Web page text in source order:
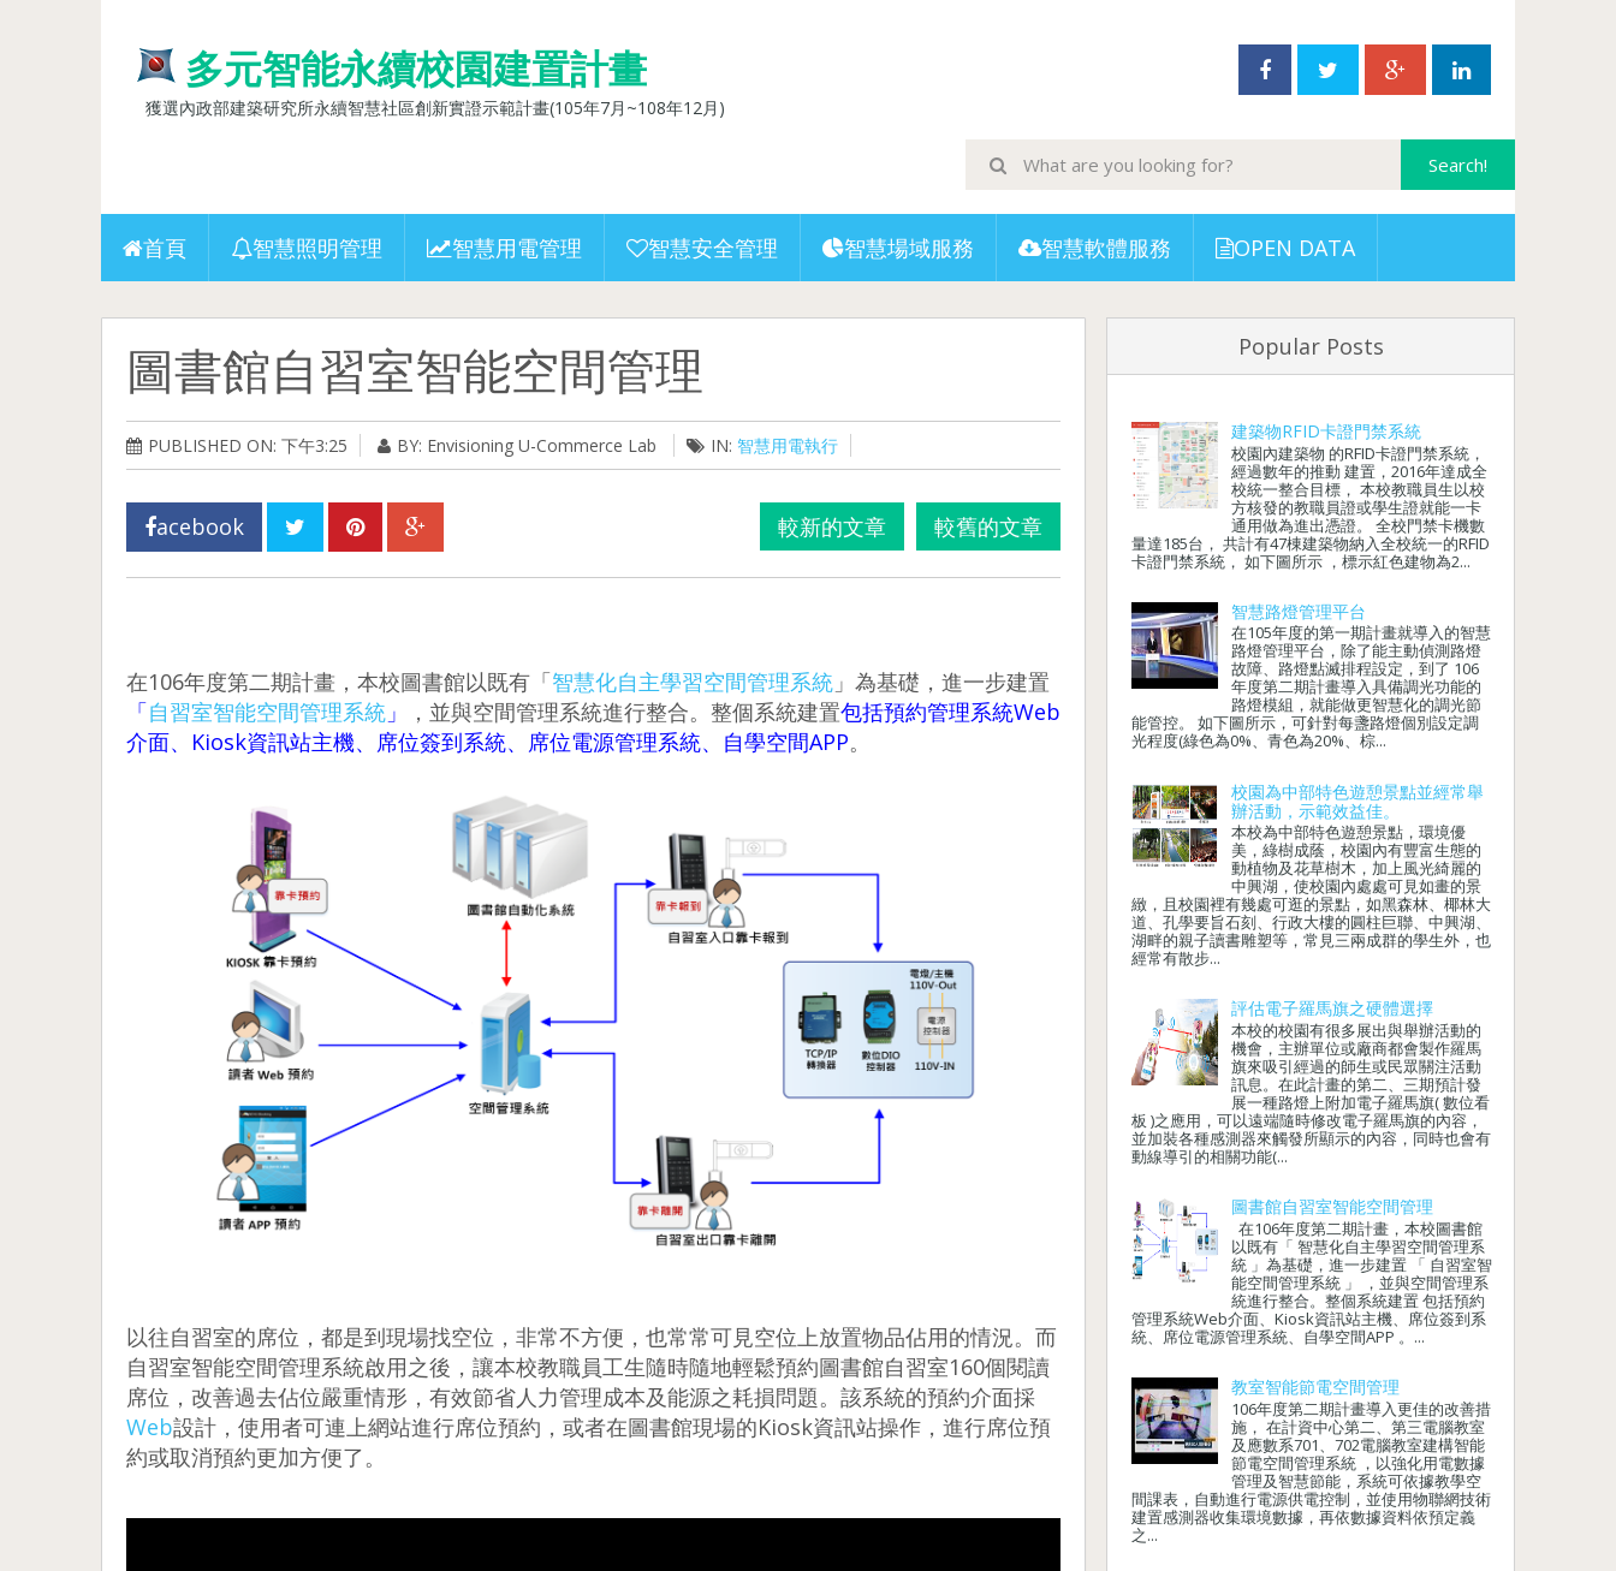
多元智能永續校園建置計畫
獲選內政部建築研究所永續智慧社區創新實證示範計畫(105年7月~108年12月)
首頁 智慧照明管理 智慧用電管理 智慧安全管理 智慧場域服務 智慧軟體服務 OPEN DATA
圖書館自習室智能空間管理
PUBLISHED ON: 下午3:25 BY: Envisioning U-Commerce Lab IN: 智慧用電執行
acebook 較新的文章 較舊的文章
在106年度第二期計畫，本校圖書館以既有「智慧化自主學習空間管理系統 」為基礎，進一步建置
「自習室智能空間管理系統 」 ，並與空間管理系統進行整合。整個系統建置包括預約管理系統Web
介面、Kiosk資訊站主機、席位簽到系統、席位電源管理系統、自學空間APP。
以往自習室的席位，都是到現場找空位，非常不方便，也常常可見空位上放置物品佔用的情況。而
自習室智能空間管理系統啟用之後，讓本校教職員工生隨時隨地輕鬆預約圖書館自習室160個閱讀
席位，改善過去佔位嚴重情形，有效節省人力管理成本及能源之耗損問題。該系統的預約介面採
Web設計，使用者可連上網站進行席位預約，或者在圖書館現場的Kiosk資訊站操作，進行席位預
約或取消預約更加方便了。
Popular Posts
建築物RFID卡證門禁系統
校園內建築物 的RFID卡證門禁系統，
經過數年的推動 建置，2016年達成全
校統一整合目標， 本校教職員生以校
方核發的教職員證或學生證就能一卡
通用做為進出憑證。 全校門禁卡機數
量達185台， 共計有47棟建築物納入全校統一的RFID
卡證門禁系統， 如下圖所示 ，標示紅色建物為2...
智慧路燈管理平台
在105年度的第一期計畫就導入的智慧
路燈管理平台，除了能主動偵測路燈
故障、路燈點滅排程設定，到了 106
年度第二期計畫導入具備調光功能的
路燈模組，就能做更智慧化的調光節
能管控。 如下圖所示，可針對每盞路燈個別設定調
光程度(綠色為0%、青色為20%、棕...
校園為中部特色遊憩景點並經常舉
辦活動，示範效益佳。
本校為中部特色遊憩景點，環境優
美，綠樹成蔭，校園內有豐富生態的
動植物及花草樹木，加上風光綺麗的
中興湖，使校園內處處可見如畫的景
緻，且校園裡有幾處可逛的景點，如黑森林、椰林大
道、孔學要旨石刻、行政大樓的圓柱巨聯、中興湖、
湖畔的親子讀書雕塑等，常見三兩成群的學生外，也
經常有散步...
評估電子羅馬旗之硬體選擇
本校的校園有很多展出與舉辦活動的
機會，主辦單位或廠商都會製作羅馬
旗來吸引經過的師生或民眾關注活動
訊息。在此計畫的第二、三期預計發
展一種路燈上附加電子羅馬旗( 數位看
板 )之應用，可以遠端隨時修改電子羅馬旗的內容，
並加裝各種感測器來觸發所顯示的內容，同時也會有
動線導引的相關功能(...
圖書館自習室智能空間管理
在106年度第二期計畫，本校圖書館
以既有「 智慧化自主學習空間管理系
統 」為基礎，進一步建置 「 自習室智
能空間管理系統 」 ，並與空間管理系
統進行整合。整個系統建置 包括預約
管理系統Web介面、Kiosk資訊站主機、席位簽到系
統、席位電源管理系統、自學空間APP 。...
教室智能節電空間管理
106年度第二期計畫導入更佳的改善措
施， 在計資中心第二、第三電腦教室
及應數系701、702電腦教室建構智能
節電空間管理系統 ，以強化用電數據
管理及智慧節能，系統可依據教學空
間課表，自動進行電源供電控制，並使用物聯網技術
建置感測器收集環境數據，再依數據資料依預定義
之...